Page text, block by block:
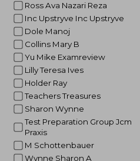
Ross Ava Nazari Reza
Inc Upstryve Inc Upstryve
Dole Manoj
Collins Mary B
Yu Mike Examreview
Lilly Teresa Ives
Holder Ray
Teachers Treasures
Sharon Wynne
Test Preparation Group Jcm
Praxis
M Schottenbauer
Wynne Sharon A